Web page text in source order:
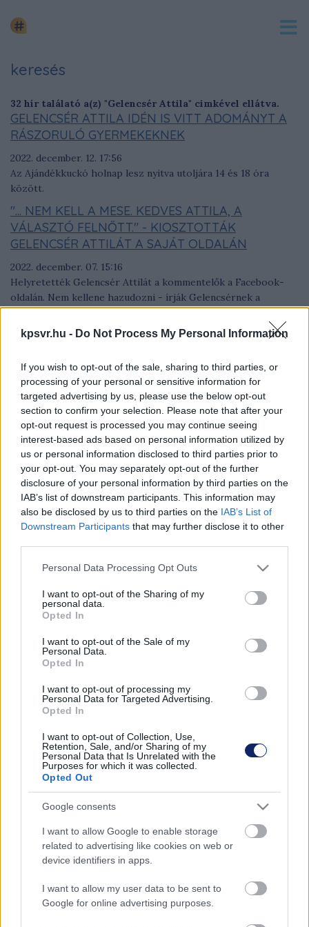
kpsvr.hu - Do Not Process My Personal Information
If you wish to opt-out of the sale, sharing to third parties, or
processing of your personal or sensitive information for
targeted advertising by us, please use the below opt-out
section to confirm your selection. Please note that after your
opt-out request is processed you may continue seeing
interest-based ads based on personal information utilized by
us or personal information disclosed to third parties prior to
your opt-out. You may separately opt-out of the further
disclosure of your personal information by third parties on the
IAB’s list of downstream participants. This information may
also be disclosed by us to third parties on the IAB’s List of
Downstream Participants that may further disclose it to other
Please note that this website/app uses one or more Google
not limited to your visit or usage behaviour. You may click to
grant or deny consent to Google and its third-party tags to
use your data for below specified purposes in below Google
consent section.
Personal Data Processing Opt Outs
I want to opt-out of the Sharing of my
personal data.
Opted In
I want to opt-out of the Sale of my
Personal Data.
Opted In
I want to opt-out of processing my
Personal Data for Targeted Advertising.
Opted In
I want to opt-out of Collection, Use,
Retention, Sale, and/or Sharing of my
Personal Data that Is Unrelated with the
Purposes for which it was collected.
Opted Out
Google consents
I want to allow Google to enable storage
related to advertising like cookies on web or
device identifiers in apps.
I want to allow my user data to be sent to
Google for online advertising purposes.
keresés
32 hír találató a(z) "Gelencsér Attila" cimkével ellátva.
GELENCSÉR ATTILA IDÉN IS VITT ADOMÁNYT A
RÁSZORULÓ GYERMEKEKNEK
2022. december. 12. 17:56
Az Ajándékkuckó holnap lesz nyitva utoljára 14 és 18 óra
között.
"... NEM KELL A MESE. KEDVES ATTILA, A
VÁLASZTÓ FELNŐTT." - KIOSZTOTTÁK
GELENCSÉR ATTILÁT A SAJÁT OLDALÁN
2022. december. 07. 15:16
Helyretették Gelencsér Attilát a kommentelők a Facebook-
oldalán. Nem kellene hazudozni - írják Gelencsérnek a
benzinár-stop megszüntetése kapcsán.
ÓRIÁSI BAJBAN VANNAK A KAPOSVÁRI
2022. november. 14. 18:41
A választási kampányban még jól jöttek a
mozgáskorlátozottak, de amint bajba kerültek, Gelencsér
Attila már a láthatáron sincs.
GELENCSÉR ATTILA EZT ÜZENTE A KAPOSVÁRI
ÉS ZSELICI TÉRSÉG PEDAGÓGUSAINAK
2022. október. 08. 13:16
Határozott üzenetet küldött Gelencsér Attila a
választókerületéhez tartozó iskolák pedagógusainak.
GELENCSÉR ATTILA CSAK RÖHÖG, MIKOR A
FIATAL LÁNYT KIGÚNYOLJÁK
2022. szeptember. 29. 12:26
Gelencsér Attila röhögős emoji-t tett egy 22 éves lány
kigúnyolását célzó Facebook-posztra.
FELÚJÍTÁSA, DE GELENCSÉR NEM TUDTA
ELINTÉZNI
2022. szeptember. 25. 11:53
Gelencsér Attila még 2020-ban halaszthatatlannak nevezte a
parlamentben a mosdósi kórház felújítását, aztán jött az
fideszes képviselő a kaposváriakért és a somogyiakért?
ÍGY LOBBIZOTT GELENCSÉR – ELMARAD A
MOSDÓSI KÓRHÁZ FELÚJÍTÁSA
2022. szeptember. 19. 21:15
A kormány megszorításai miatt elmarad a mosdósi kórház
megújítása, amivel Gelencsér Attila kampányolt és amit
megígért a választások előtt.
NÉGY SZÓ LETT